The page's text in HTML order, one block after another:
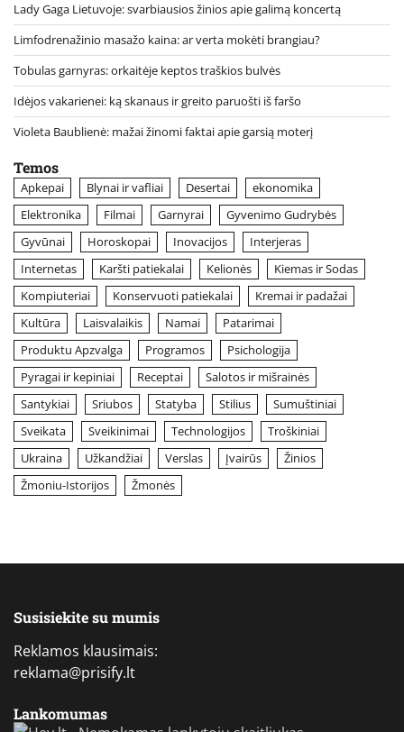
Lady Gaga Lietuvoje: svarbiausios žinios apie galimą koncertą
Limfodrenažinio masažo kaina: ar verta mokėti brangiau?
Tobulas garnyras: orkaitėje keptos traškios bulvės
Idėjos vakarienei: ką skanaus ir greito paruošti iš faršo
Violeta Baublienė: mažai žinomi faktai apie garsią moterį
Temos
Apkepai Blynai ir vafliai Desertai
ekonomika
Elektronika
Filmai Garnyrai
Gyvenimo Gudrybės
Gyvūnai
Horoskopai Inovacijos
Interjeras
Internetas
Karšti patiekalai Kelionės
Kiemas ir Sodas
Kompiuteriai
Konservuoti patiekalai
Kremai ir padažai
Kultūra
Laisvalaikis Namai
Patarimai
Produktu Apzvalga
Programos
Psichologija
Pyragai ir kepiniai
Receptai
Salotos ir mišrainės
Santykiai
Sriubos Statyba Stilius
Sumuštiniai
Sveikata
Sveikinimai Technologijos
Troškiniai
Ukraina
Užkandžiai Verslas Įvairūs
Žinios
Žmoniu-Istorijos
Žmonės
Susisiekite su mumis
Reklamos klausimais:
reklama@prisify.lt
Lankomumas